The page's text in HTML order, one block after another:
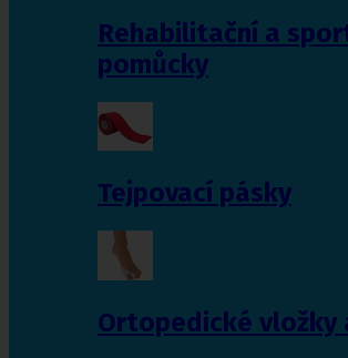
Rehabilitační a
pomůcky
Tejpovací pásky
Ortopedické vložky